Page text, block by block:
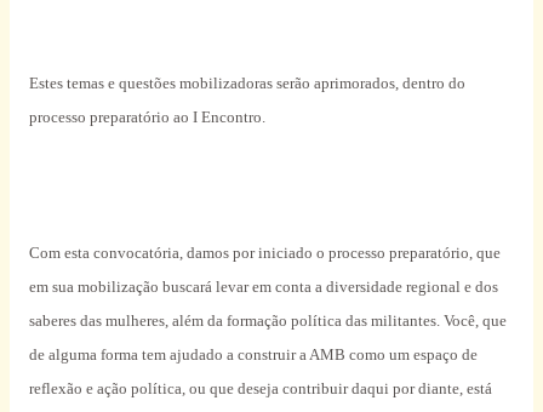
Estes temas e questões mobilizadoras serão aprimorados, dentro do
processo preparatório ao I Encontro.
Com esta convocatória, damos por iniciado o processo preparatório, que
em sua mobilização buscará levar em conta a diversidade regional e dos
saberes das mulheres, além da formação política das militantes. Você, que
de alguma forma tem ajudado a construir a AMB como um espaço de
reflexão e ação política, ou que deseja contribuir daqui por diante, está